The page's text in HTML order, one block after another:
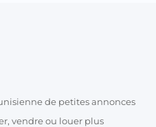
de petites annonces
vendre ou louer plus